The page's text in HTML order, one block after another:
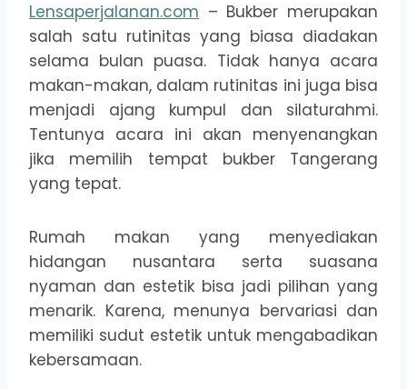
Lensaperjalanan.com – Bukber merupakan
salah satu rutinitas yang biasa diadakan
selama bulan puasa. Tidak hanya acara
makan-makan, dalam rutinitas ini juga bisa
menjadi ajang kumpul dan silaturahmi.
Tentunya acara ini akan menyenangkan
jika memilih tempat bukber Tangerang
yang tepat.
Rumah makan yang menyediakan
hidangan nusantara serta suasana
nyaman dan estetik bisa jadi pilihan yang
menarik. Karena, menunya bervariasi dan
memiliki sudut estetik untuk mengabadikan
kebersamaan.